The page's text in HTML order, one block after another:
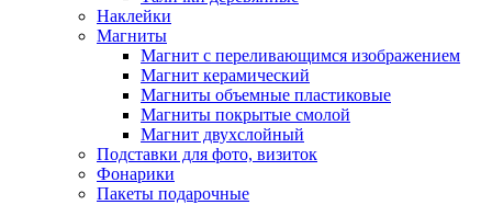
Наклейки
Магниты
Магнит с переливающимся изображением
Магнит керамический
Магниты объемные пластиковые
Магниты покрытые смолой
Магнит двухслойный
Подставки для фото, визиток
Фонарики
Пакеты подарочные